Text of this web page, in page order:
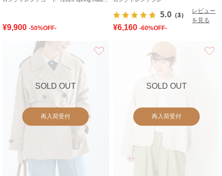
¥9,900 -50%OFF-
5.0 （3）
レビュー
を見る
¥6,160 -60%OFF-
SOLD OUT
再入荷受付
SOLD OUT
再入荷受付